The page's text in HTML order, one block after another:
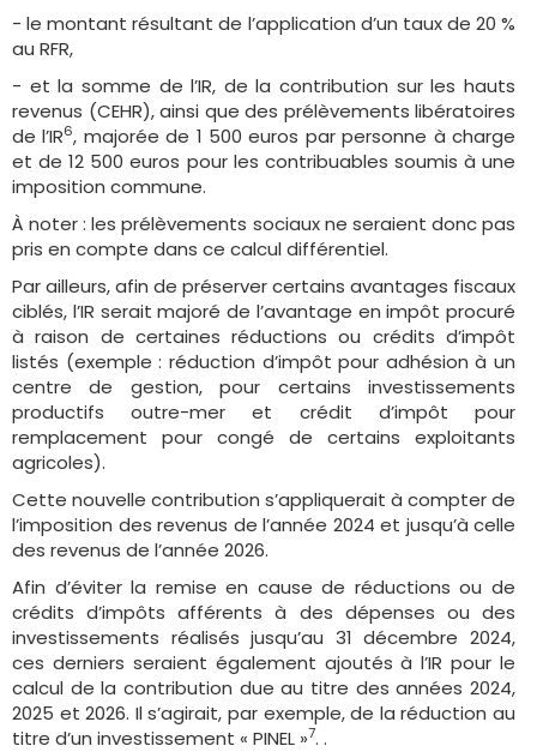
- le montant résultant de l’application d’un taux de 20 %
au RFR,
- et la somme de l’IR, de la contribution sur les hauts
revenus (CEHR), ainsi que des prélèvements libératoires
de l’IR6, majorée de 1 500 euros par personne à charge
et de 12 500 euros pour les contribuables soumis à une
imposition commune.
À noter : les prélèvements sociaux ne seraient donc pas
pris en compte dans ce calcul différentiel.
Par ailleurs, afin de préserver certains avantages fiscaux
ciblés, l’IR serait majoré de l’avantage en impôt procuré
à raison de certaines réductions ou crédits d’impôt
listés (exemple : réduction d’impôt pour adhésion à un
centre de gestion, pour certains investissements
productifs outre-mer et crédit d’impôt pour
remplacement pour congé de certains exploitants
agricoles).
Cette nouvelle contribution s’appliquerait à compter de
l’imposition des revenus de l’année 2024 et jusqu’à celle
des revenus de l’année 2026.
Afin d’éviter la remise en cause de réductions ou de
crédits d’impôts afférents à des dépenses ou des
investissements réalisés jusqu’au 31 décembre 2024,
ces derniers seraient également ajoutés à l’IR pour le
calcul de la contribution due au titre des années 2024,
2025 et 2026. Il s’agirait, par exemple, de la réduction au
titre d’un investissement « PINEL »7. .